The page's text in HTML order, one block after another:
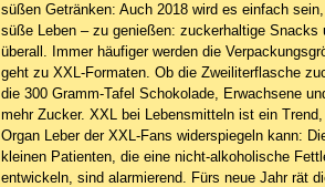
süßen Getränken: Auch 2018 wird es einfach
süße Leben – zu genießen: zuckerhaltige Snacks
überall. Immer häufiger werden die
geht zu XXL-Formaten. Ob die Zweiliterflasche
die 300 Gramm-Tafel Schokolade, Erwachsene
mehr Zucker. XXL bei Lebensmitteln ist ein
Organ Leber der XXL-Fans widerspiegeln kann:
kleinen Patienten, die eine nicht-alkoholische
entwickeln, sind alarmierend. Fürs neue Jahr rät